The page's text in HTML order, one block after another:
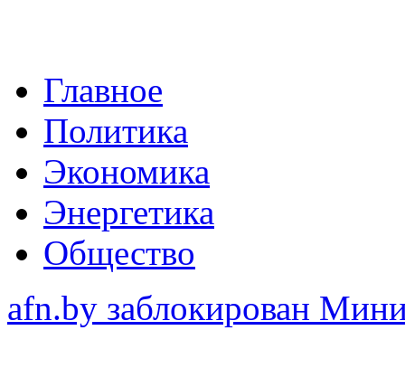
Главное
Политика
Экономика
Энергетика
Общество
afn.by заблокирован